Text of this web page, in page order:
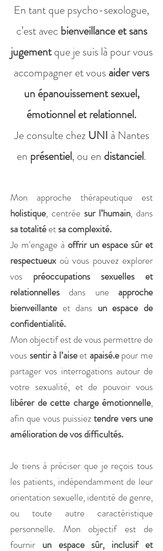
En tant que psycho-sexologue,
c’est avec bienveillance et sans
jugementque je suis là pour vous
accompagner et vousaider vers
un épanouissement sexuel,
émotionnel et relationnel.
Je consulte chez UNI à Nantes
en présentiel, ou en distanciel.
Mon approche thérapeutique est
holistique, centrée sur l’humain, dans
sa totalitéetsa complexité.
Je m'engage à offrir un espace sûr et
respectueux où vous pouvez explorer
vos préoccupations sexuelles et
relationnelles dans une approche
bienveillante et dans un espace de
confidentialité.
Mon objectif est de vous permettre de
vous sentir à l’aiseet apaisé.epour me
partager vos interrogations autour de
votre sexualité, et de pouvoir vous
libérer de cette charge émotionnelle,
afin que vous puissieztendre vers une
amélioration de vos difficultés.
Je tiens à préciser que je reçois tous
les patients, indépendamment de leur
orientation sexuelle, identité de genre,
ou toute autre caractéristique
personnelle. Mon objectif est de
fournir un espace sûr, inclusif et